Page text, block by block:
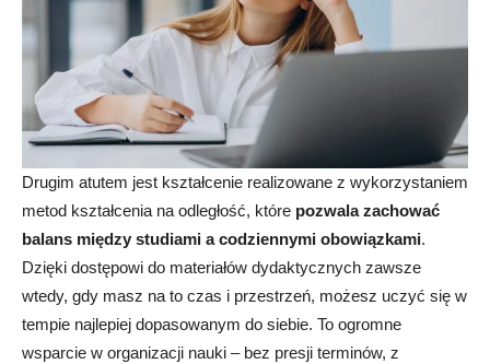
Drugim atutem jest kształcenie realizowane z wykorzystaniem
metod kształcenia na odległość, które pozwala zachować
balans między studiami a codziennymi obowiązkami.
Dzięki dostępowi do materiałów dydaktycznych zawsze
wtedy, gdy masz na to czas i przestrzeń, możesz uczyć się w
tempie najlepiej dopasowanym do siebie. To ogromne
wsparcie w organizacji nauki – bez presji terminów, z